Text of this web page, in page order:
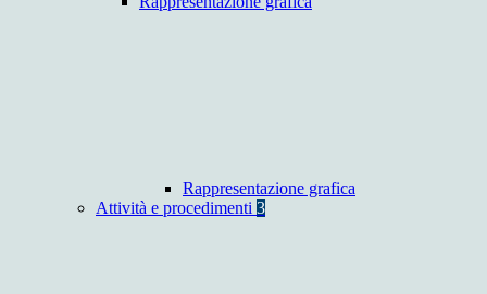
Rappresentazione grafica
Attività e procedimenti 3